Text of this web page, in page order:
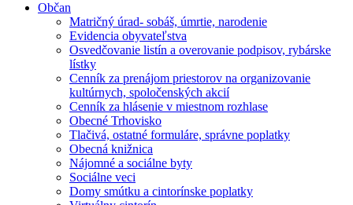
Občan
Matričný úrad- sobáš, úmrtie, narodenie
Evidencia obyvateľstva
Osvedčovanie listín a overovanie podpisov, rybárske
lístky
Cenník za prenájom priestorov na organizovanie
kultúrnych, spoločenských akcií
Cenník za hlásenie v miestnom rozhlase
Obecné Trhovisko
Tlačivá, ostatné formuláre, správne poplatky
Obecná knižnica
Nájomné a sociálne byty
Sociálne veci
Domy smútku a cintorínske poplatky